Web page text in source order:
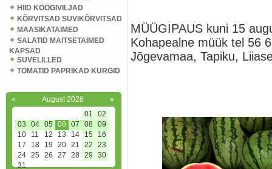
HIID KÖÖGIVILJAD
KÕRVITSAD SUVIKÕRVITSAD
MAASIKATAIMED
SALATID MAITSETAIMED
KAPSAD
SUVELILLED
TOMATID PAPRIKAD KURGID
« August 2026
»
01
02
03
04 05 06 07 08
09
10
11 12 13 14 15
16
17
18 19 20 21 22
23
24
25 26 27 28 29
30
31
MÜÜGIPAUS kuni 15
Kohapealne müük tel 56
Jõgevamaa, Tapiku,